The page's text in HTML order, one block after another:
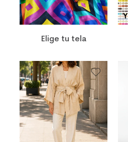
Elige tu tela